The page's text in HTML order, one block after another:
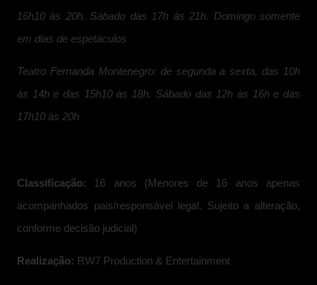
16h10 às 20h. Sábado das 17h às 21h. Domingo somente
em dias de espetáculos
Teatro Fernanda Montenegro: de segunda a sexta, das 10h
às 14h e das 15h10 às 18h. Sábado das 12h às 16h e das
17h10 às 20h
Classificação: 16 anos (Menores de 16 anos apenas
acompanhados pais/responsável legal. Sujeito a alteração,
conforme decisão judicial)
Realização: RW7 Production & Entertainment